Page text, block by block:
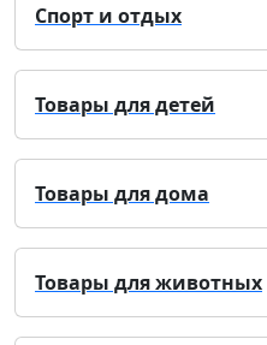
Спорт и отдых
Товары для детей
Товары для дома
Товары для животных